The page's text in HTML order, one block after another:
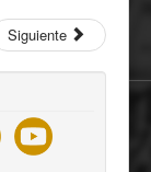
Siguiente